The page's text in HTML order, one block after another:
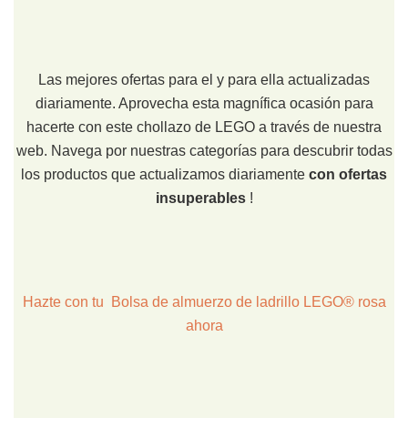
Las mejores ofertas para el y para ella actualizadas
diariamente. Aprovecha esta magnífica ocasión para
hacerte con este chollazo de LEGO a través de nuestra
web. Navega por nuestras categorías para descubrir todas
los productos que actualizamos diariamente con ofertas
insuperables!
Hazte con tu Bolsa de almuerzo de ladrillo LEGO® rosa
ahora